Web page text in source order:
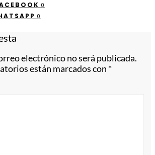
0
0
electrónico no será publicada.
están marcados con *